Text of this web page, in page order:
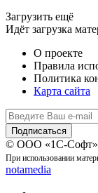
Загрузить ещё
Идёт загрузка
О проекте
Правила
Политика
Карта сайта
© ООО «1С-Софт»
При использовании
notamedia